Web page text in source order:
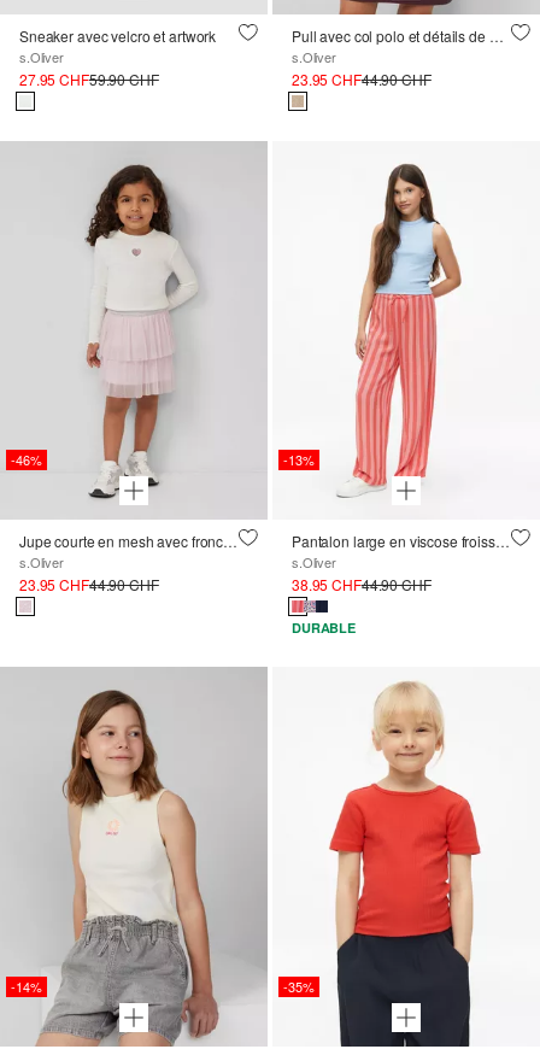
Sneaker avec velcro et artwork
s.Oliver
27.95 CHF59.90 CHF
Pull avec col polo et détails de broderie florale
s.Oliver
23.95 CHF44.90 CHF
-46%
Jupe courte en mesh avec fronces et paillettes
s.Oliver
23.95 CHF44.90 CHF
-13%
Pantalon large en viscose froissée
s.Oliver
38.95 CHF44.90 CHF
DURABLE
-14% -35%